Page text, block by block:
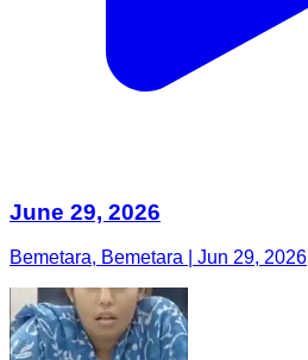
June 29, 2026
Bemetara, Bemetara | Jun 29, 2026